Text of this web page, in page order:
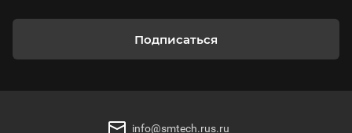
Подписаться
info@smtech.rus.ru